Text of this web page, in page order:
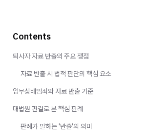
Contents
퇴사자 자료 반출의 주요 쟁점
자료 반출 시 법적 판단의 핵심 요소
업무상배임죄와 자료 반출 기준
대법원 판결로 본 핵심 판례
판례가 말하는 '반출'의 의미